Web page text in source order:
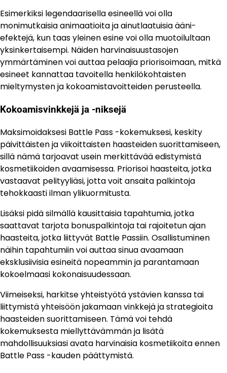
Esimerkiksi legendaarisella esineellä voi olla
monimutkaisia animaatioita ja ainutlaatuisia ääni-
efektejä, kun taas yleinen esine voi olla muotoilultaan
yksinkertaisempi. Näiden harvinaisuustasojen
ymmärtäminen voi auttaa pelaajia priorisoimaan, mitkä
esineet kannattaa tavoitella henkilökohtaisten
mieltymysten ja kokoamistavoitteiden perusteella.
Kokoamisvinkkejä ja -niksejä
Maksimoidaksesi Battle Pass -kokemuksesi, keskity
päivittäisten ja viikoittaisten haasteiden suorittamiseen,
sillä nämä tarjoavat usein merkittävää edistymistä
kosmetiikoiden avaamisessa. Priorisoi haasteita, jotka
vastaavat pelityyliäsi, jotta voit ansaita palkintoja
tehokkaasti ilman ylikuormitusta.
Lisäksi pidä silmällä kausittaisia tapahtumia, jotka
saattavat tarjota bonuspalkintoja tai rajoitetun ajan
haasteita, jotka liittyvät Battle Passiin. Osallistuminen
näihin tapahtumiin voi auttaa sinua avaamaan
eksklusiivisia esineitä nopeammin ja parantamaan
kokoelmaasi kokonaisuudessaan.
Viimeiseksi, harkitse yhteistyötä ystävien kanssa tai
liittymistä yhteisöön jakamaan vinkkejä ja strategioita
haasteiden suorittamiseen. Tämä voi tehdä
kokemuksesta miellyttävämmän ja lisätä
mahdollisuuksiasi avata harvinaisia kosmetiikoita ennen
Battle Pass -kauden päättymistä.